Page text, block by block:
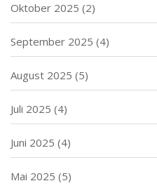
Oktober 2025 (2)
September 2025 (4)
August 2025 (5)
Juli 2025 (4)
Juni 2025 (4)
Mai 2025 (5)